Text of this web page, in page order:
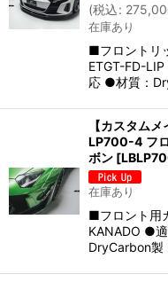
(税込:
在庫あり
■フロントリ
ETGT-FD-
応 ●材質：
【カスタム
LP700-4 フ
ボン [
在庫あり
■フロント用
KANADO ●
DryCarbon